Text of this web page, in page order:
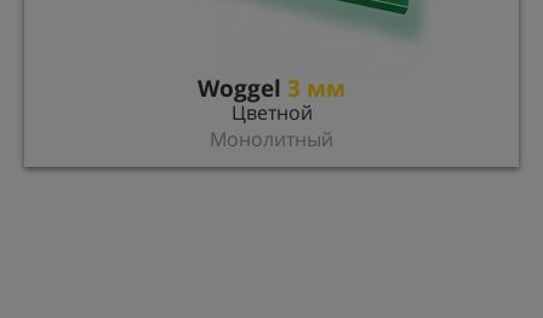
Woggel 3 мм
Цветной
Монолитный